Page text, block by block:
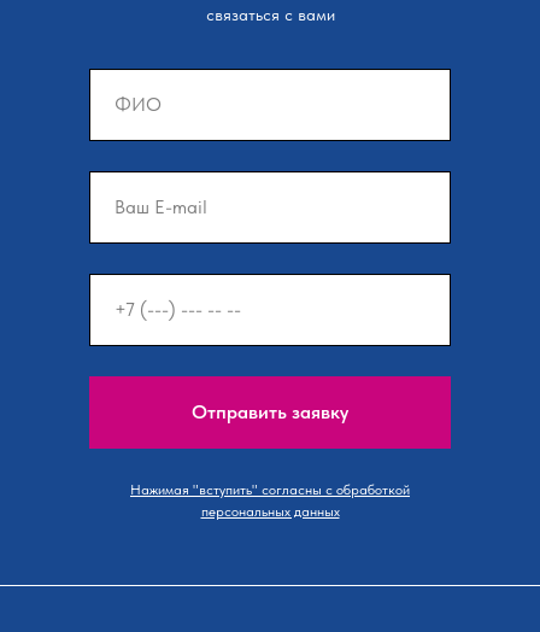
Отправить заявку
связаться с вами
Нажимая "вступить" согласны с обработкой
персональных данных